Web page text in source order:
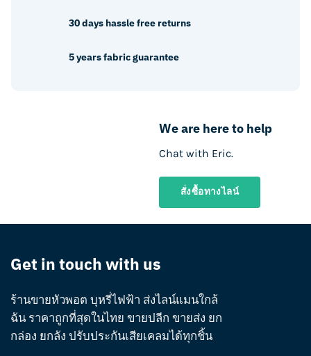
We are here to help
Chat with Eric.
สั่งซื้อทางไลน์
30 days hassle free returns
5 years fabric guarantee
Get in touch with us
ร้านขายหัวพอต บุหรี่ไฟฟ้า ส่งไลน์แมนใกล้
ฉัน ราคาถูกที่สุดในไทย ขายปลีก ขายส่ง ยก
กล่อง ยกลัง ปรับประกันเสียเคลมได้ทุกชิ้น